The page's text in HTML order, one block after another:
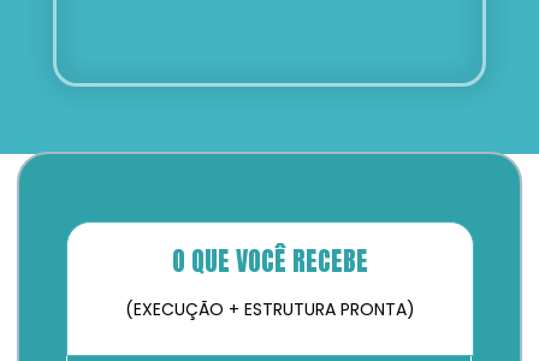
O QUE VOCÊ RECEBE
(EXECUÇÃO + ESTRUTURA PRONTA)